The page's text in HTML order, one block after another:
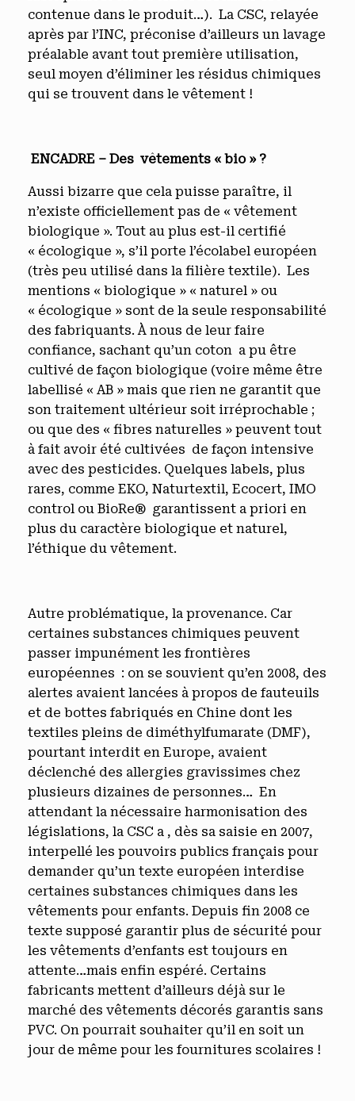
contenue dans le produit…). La CSC, relayée
après par l’INC, préconise d’ailleurs un lavage
préalable avant tout première utilisation,
seul moyen d’éliminer les résidus chimiques
qui se trouvent dans le vêtement !
ENCADRE – Des vêtements « bio » ?
Aussi bizarre que cela puisse paraître, il
n’existe officiellement pas de « vêtement
biologique ». Tout au plus est-il certifié
« écologique », s’il porte l’écolabel européen
(très peu utilisé dans la filière textile). Les
mentions « biologique » « naturel » ou
« écologique » sont de la seule responsabilité
des fabriquants. À nous de leur faire
confiance, sachant qu’un coton a pu être
cultivé de façon biologique (voire même être
labellisé « AB » mais que rien ne garantit que
son traitement ultérieur soit irréprochable ;
ou que des « fibres naturelles » peuvent tout
à fait avoir été cultivées de façon intensive
avec des pesticides. Quelques labels, plus
rares, comme EKO, Naturtextil, Ecocert, IMO
control ou BioRe® garantissent a priori en
plus du caractère biologique et naturel,
l’éthique du vêtement.
Autre problématique, la provenance. Car
certaines substances chimiques peuvent
passer impunément les frontières
européennes : on se souvient qu’en 2008, des
alertes avaient lancées à propos de fauteuils
et de bottes fabriqués en Chine dont les
textiles pleins de diméthylfumarate (DMF),
pourtant interdit en Europe, avaient
déclenché des allergies gravissimes chez
plusieurs dizaines de personnes… En
attendant la nécessaire harmonisation des
législations, la CSC a , dès sa saisie en 2007,
interpellé les pouvoirs publics français pour
demander qu’un texte européen interdise
certaines substances chimiques dans les
vêtements pour enfants. Depuis fin 2008 ce
texte supposé garantir plus de sécurité pour
les vêtements d’enfants est toujours en
attente…mais enfin espéré. Certains
fabricants mettent d’ailleurs déjà sur le
marché des vêtements décorés garantis sans
PVC. On pourrait souhaiter qu’il en soit un
jour de même pour les fournitures scolaires !